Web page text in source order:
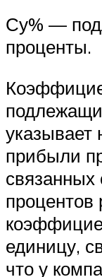
Су% —
проценты.
указывает
прибыли
связанных
процентов
единицу,
что у